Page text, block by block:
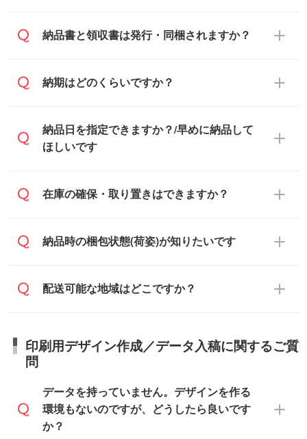
基本的には先入金をお願いしております
に対応可能です。
また、卒業・卒園記念品で対策委員会や個
人様からご注文いただく場合でも、お支払
い元が学校や幼稚園・保育園であれば、同
す。
納品書と領収書は発行・同梱されますか？
納品書・領収書は ご依頼をいただいた場合
でお送りします。
原本の郵送をご希望の場合は、担当スタッ
備考欄』よりお知らせください。
納期はどのくらいですか？
・印刷する場合(500個程度)
ご入金、イメージ画像の校了から約2週間
・商品のみ注文する場合(サンプル購入を含
ご入金確認後、1～2営業日で出荷いたし
ます。
納期は商品や数量、印刷方法、ご納品場
ュール」に注文予定日をご入力いただく
と、おおよその締切日や出荷目安をご確認
いただけます。
納品日を指定できますか？/早めに納品して
ほしいです
ご希望の納期がある場合は、お問い合わ
在庫状況や印刷スケジュールを確認のう
また、お急ぎで印刷をご希望の場合は、最
短5営業日で出荷可能な商品もご用意してお
商品ページにてご確認ください
在庫の確保・取り置きはできますか？
ご入金確認後に在庫を確保し、注文確定の
ださい。
納品時の梱包状態(荷姿)が知りたいです
商品によって異なります。各ページにある
います。(白箱、化粧箱、ブリスターパック
など)
います。(透明袋、デザイン袋など)
【個包装なし】 個包装がされていない状
態で納品します。
配送可能な地域はどこですか？
日本全国へお届けが可能です。なお、海外
への直接納品は行っておりませんので予め
印刷用デザイン作成／データ入稿に関するご質
問
データを持っていません。デザインを作る
環境もないのですが、どうしたら良いです
か？